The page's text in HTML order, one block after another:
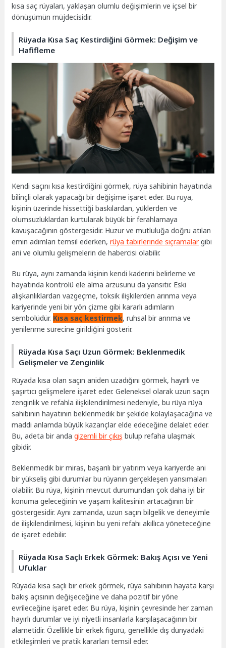
kısa saç rüyaları, yaklaşan olumlu değişimlerin ve içsel bir
dönüşümün müjdecisidir.
Rüyada Kısa Saç Kestirdiğini Görmek: Değişim ve
Hafifleme
Kendi saçını kısa kestirdiğini görmek, rüya sahibinin hayatında
bilinçli olarak yapacağı bir değişime işaret eder. Bu rüya,
kişinin üzerinde hissettiği baskılardan, yüklerden ve
olumsuzluklardan kurtularak büyük bir ferahlamaya
kavuşacağının göstergesidir. Huzur ve mutluluğa doğru atılan
emin adımları temsil ederken,rüya tabirlerinde sıçramalargibi
ani ve olumlu gelişmelerin de habercisi olabilir.
Bu rüya, aynı zamanda kişinin kendi kaderini belirleme ve
hayatında kontrolü ele alma arzusunu da yansıtır. Eski
alışkanlıklardan vazgeçme, toksik ilişkilerden arınma veya
kariyerinde yeni bir yön çizme gibi kararlı adımların
sembolüdür. Kısa saç kestirmek, ruhsal bir arınma ve
yenilenme sürecine girildiğini gösterir.
Rüyada Kısa Saçı Uzun Görmek: Beklenmedik
Gelişmeler ve Zenginlik
Rüyada kısa olan saçın aniden uzadığını görmek, hayırlı ve
şaşırtıcı gelişmelere işaret eder. Geleneksel olarak uzun saçın
zenginlik ve refahla ilişkilendirilmesi nedeniyle, bu rüya rüya
sahibinin hayatının beklenmedik bir şekilde kolaylaşacağına ve
maddi anlamda büyük kazançlar elde edeceğine delalet eder.
Bu, adeta bir andagizemli bir çıkış bulup refaha ulaşmak
gibidir.
Beklenmedik bir miras, başarılı bir yatırım veya kariyerde ani
bir yükseliş gibi durumlar bu rüyanın gerçekleşen yansımaları
olabilir. Bu rüya, kişinin mevcut durumundan çok daha iyi bir
konuma geleceğinin ve yaşam kalitesinin artacağının bir
göstergesidir. Aynı zamanda, uzun saçın bilgelik ve deneyimle
de ilişkilendirilmesi, kişinin bu yeni refahı akıllıca yöneteceğine
de işaret edebilir.
Rüyada Kısa Saçlı Erkek Görmek: Bakış Açısı ve Yeni
Ufuklar
Rüyada kısa saçlı bir erkek görmek, rüya sahibinin hayata karşı
bakış açısının değişeceğine ve daha pozitif bir yöne
evrileceğine işaret eder. Bu rüya, kişinin çevresinde her zaman
hayırlı durumlar ve iyi niyetli insanlarla karşılaşacağının bir
alametidir. Özellikle bir erkek figürü, genellikle dış dünyadaki
etkileşimleri ve pratik kararları temsil eder.